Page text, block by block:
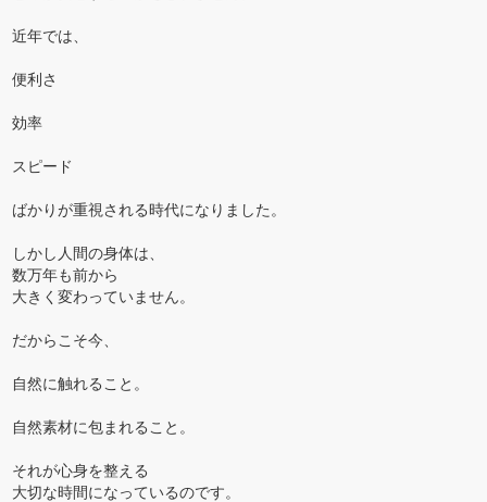
近年では、
便利さ
効率
スピード
ばかりが重視される時代になりました。
しかし人間の身体は、
数万年も前から
大きく変わっていません。
だからこそ今、
自然に触れること。
自然素材に包まれること。
それが心身を整える
大切な時間になっているのです。